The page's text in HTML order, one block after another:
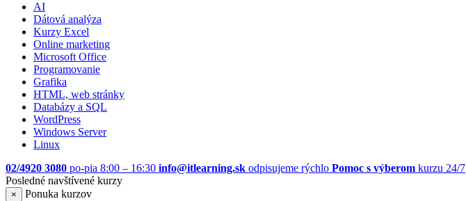
AI
Dátová analýza
Kurzy Excel
Online marketing
Microsoft Office
Programovanie
Grafika
HTML, web stránky
Databázy a SQL
WordPress
Windows Server
Linux
02/4920 3080 po-pia 8:00 – 16:30 info@itlearning.sk odpisujeme rýchlo Pomoc s výberom kurzu 24/7
Posledné navštívené kurzy
×
Ponuka kurzov